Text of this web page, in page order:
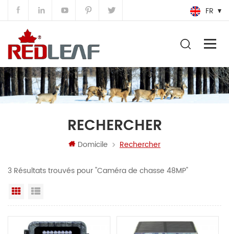
FR
RECHERCHER
Domicile Rechercher
3 Résultats trouvés pour "Caméra de chasse 48MP"
Grille